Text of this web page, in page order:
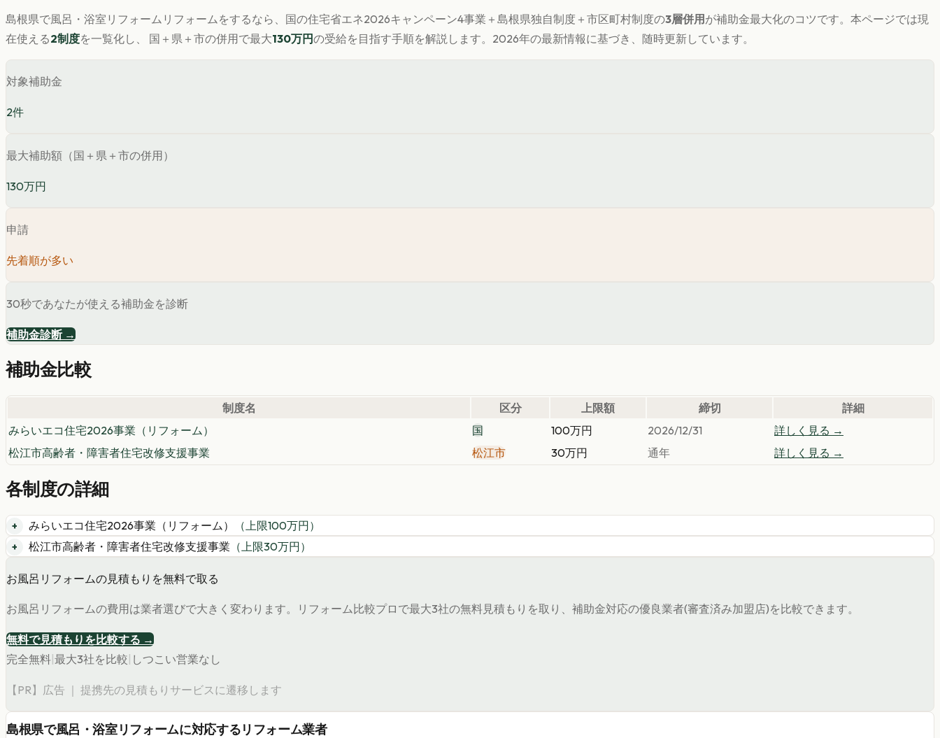
島根県で風呂・浴室リフォーム リフォームをするなら、国の住宅省エネ2026キャンペーン4事業＋ 島根県独自制度＋市区町村制度の3層併用 が補助金最大化のコツです。 本ページでは現
在使える2制度を一覧化し、 国＋県＋市の併用で最大130万円の受給を目指す手順を解説します。 2026年の最新情報に基づき、随時更新しています。
対象補助金
2件
最大補助額（国＋県＋市の併用）
130万円
申請
先着順が多い
30秒であなたが使える補助金を診断
補助金診断 →
補助金比較
制度名 区分 上限額 締切
詳細
みらいエコ住宅2026事業（リフォーム）
国 100万円 2026/12/31
詳しく見る →
松江市高齢者・障害者住宅改修支援事業
松江市 30万円 通年 詳しく見る →
各制度の詳細
みらいエコ住宅2026事業（リフォーム） （上限100万円）
松江市高齢者・障害者住宅改修支援事業 （上限30万円）
お風呂リフォームの見積もりを無料で取る
お風呂リフォームの費用は業者選びで大きく変わります。リフォーム比較プロで最大3社の無料見積もりを取り、補助金対応の優良業者(審査済み加盟店)を比較できます。
無料で見積もりを比較する →
完全無料 最大3社を比較 しつこい営業なし
【PR】広告 ｜ 提携先の見積もりサービスに遷移します
島根県で風呂・浴室リフォームに対応するリフォーム業者